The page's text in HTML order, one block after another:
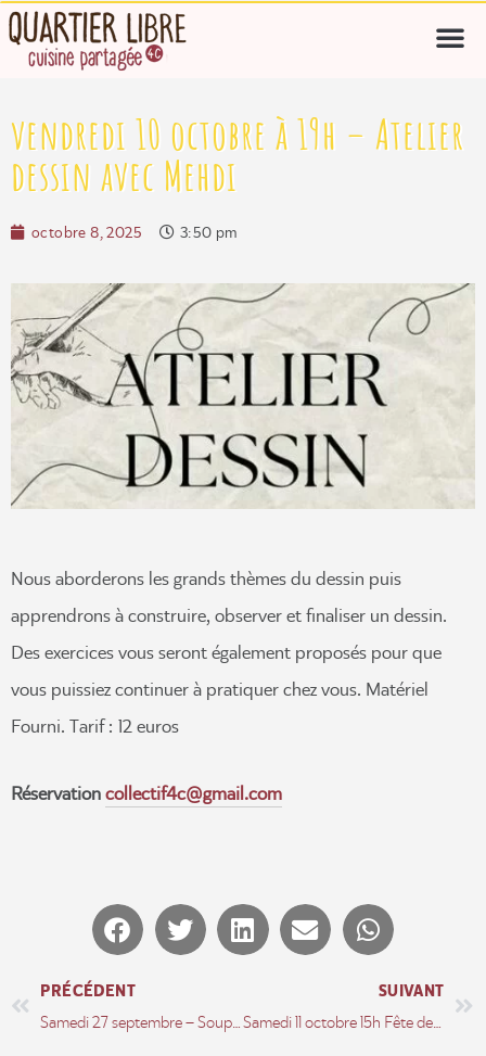
vendredi 10 octobre à 19h – Atelier
dessin avec Mehdi
octobre 8, 2025 3:50 pm
Nous aborderons les grands thèmes du dessin puis
apprendrons à construire, observer et finaliser un dessin.
Des exercices vous seront également proposés pour que
vous puissiez continuer à pratiquer chez vous. Matériel
Fourni. Tarif : 12 euros
Réservationcollectif4c@gmail.com
PRÉCÉDENT
Samedi 27 septembre – Soupe aux cailloux – Fête des rues aux enfants – rue Richomme
SUIVANT
Samedi 11 octobre 15h Fête des vendanges – OFF